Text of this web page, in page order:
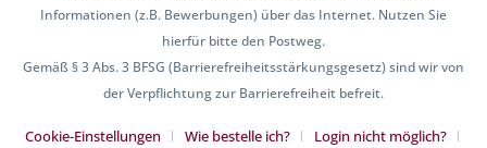
Informationen (z.B. Bewerbungen) über das Internet. Nutzen Sie
hierfür bitte den Postweg.
Gemäß § 3 Abs. 3 BFSG (Barrierefreiheitsstärkungsgesetz) sind wir von
der Verpflichtung zur Barrierefreiheit befreit.
Cookie-Einstellungen Wie bestelle ich?
Login nicht möglich?